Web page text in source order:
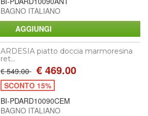
BAGNO ITALIANO
ARDESIA piatto doccia marmoresina
ret...
€ 549.00 € 469.00
SCONTO 15%
BI-PDARD10090CEM
BAGNO ITALIANO